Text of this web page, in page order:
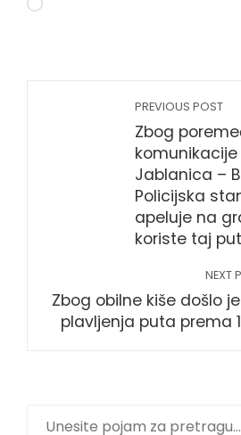
Loading…
PREVIOUS POST
Zbog
Jablanica –
Policijska
apeluje na
koriste taj
NEXT
Zbog obilne kiše došlo
plavljenja puta prema